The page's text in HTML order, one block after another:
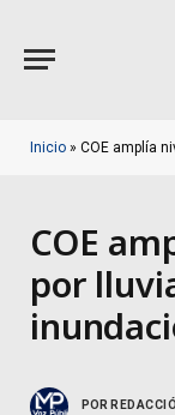
Inicio » COE amplía
COE
por
POR